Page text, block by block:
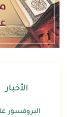
الأخبار
البروفسور